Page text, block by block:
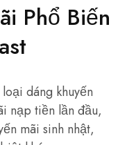
Phổ Biến
dáng khuyến
nạp tiền lần đầu,
mãi sinh nhật,